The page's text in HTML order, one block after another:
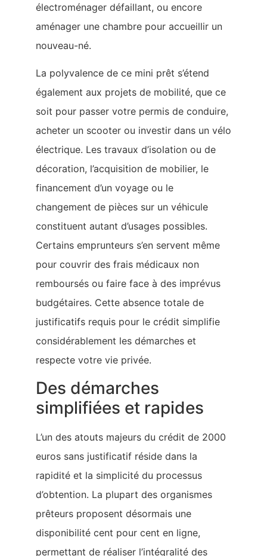
électroménager défaillant, ou encore
aménager une chambre pour accueillir un
nouveau-né.
La polyvalence de ce mini prêt s’étend
également aux projets de mobilité, que ce
soit pour passer votre permis de conduire,
acheter un scooter ou investir dans un vélo
électrique. Les travaux d’isolation ou de
décoration, l’acquisition de mobilier, le
financement d’un voyage ou le
changement de pièces sur un véhicule
constituent autant d’usages possibles.
Certains emprunteurs s’en servent même
pour couvrir des frais médicaux non
remboursés ou faire face à des imprévus
budgétaires. Cette absence totale de
justificatifs requis pour le crédit simplifie
considérablement les démarches et
respecte votre vie privée.
Des démarches
simplifiées et rapides
L’un des atouts majeurs du crédit de 2000
euros sans justificatif réside dans la
rapidité et la simplicité du processus
d’obtention. La plupart des organismes
prêteurs proposent désormais une
disponibilité cent pour cent en ligne,
permettant de réaliser l’intégralité des